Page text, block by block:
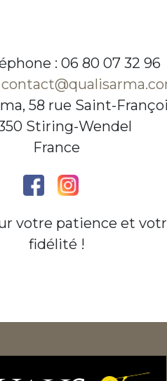
: 06 80 07 32 96
58 rue Saint-
Stiring-Wendel
France
votre patience et
fidélité !